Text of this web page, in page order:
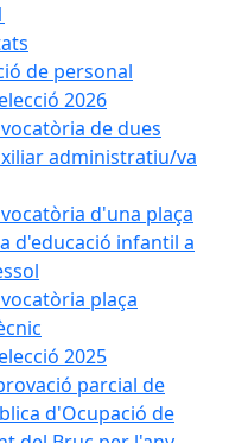
de personal
2026
de dues
administratiu/va
d'una plaça
d'educació infantil a
plaça
2025
parcial de
d'Ocupació de